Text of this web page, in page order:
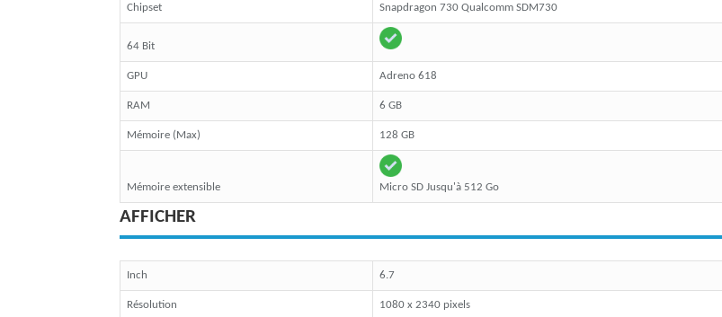
Chipset Snapdragon 730 Qualcomm SDM730
64 Bit
GPU Adreno 618
RAM 6 GB
Mémoire (Max) 128 GB
Mémoire extensible Micro SD Jusqu'à 512 Go
AFFICHER
Inch 6.7
Résolution 1080 x 2340 pixels